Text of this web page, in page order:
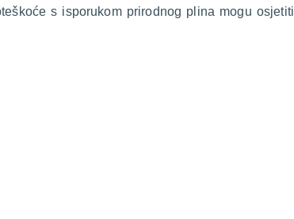
s isporukom prirodnog plina mogu osjetiti